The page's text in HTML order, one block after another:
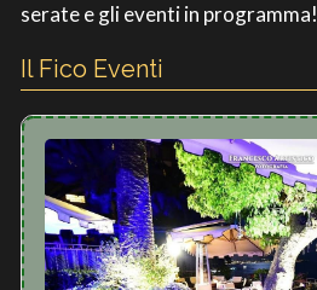
serate e gli eventi in programma!
Il Fico Eventi